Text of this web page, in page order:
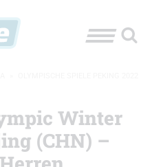
Winter
(CHN) –